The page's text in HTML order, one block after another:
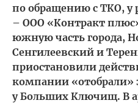
по обращению с ТКО, у
– ООО «Контракт
южную часть города,
Сенгилеевский и
приостановили
компании
у Больших Ключищ. В